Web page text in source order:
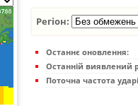
Регіон:
Останнє оновлення:
Останній виявлений
Поточна частота